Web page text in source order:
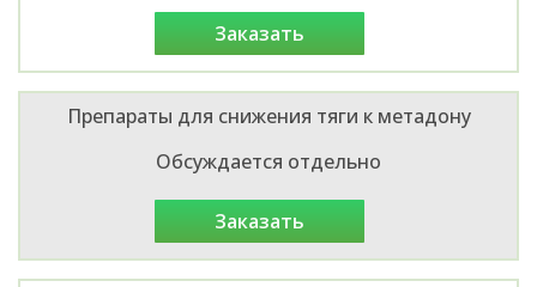
заказать
Препараты для снижения тяги к метадону
Обсуждается отдельно
заказать